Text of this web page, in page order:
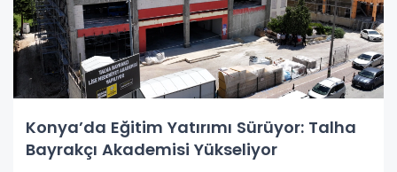
Konya’da Eğitim Yatırımı Sürüyor: Talha
Bayrakçı Akademisi Yükseliyor